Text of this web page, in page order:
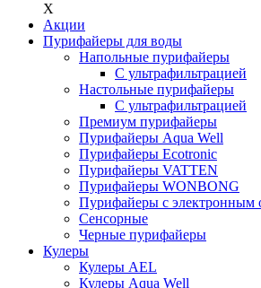
X
Акции
Пурифайеры для воды
Напольные пурифайеры
С ультрафильтрацией
Настольные пурифайеры
С ультрафильтрацией
Премиум пурифайеры
Пурифайеры Aqua Well
Пурифайеры Ecotronic
Пурифайеры VATTEN
Пурифайеры WONBONG
Пурифайеры с электронным
Сенсорные
Черные пурифайеры
Кулеры
Кулеры AEL
Кулеры Aqua Well